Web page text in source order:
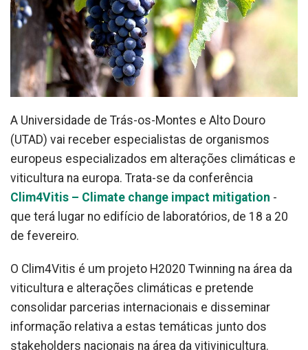
A Universidade de Trás-os-Montes e Alto Douro
(UTAD) vai receber especialistas de organismos
europeus especializados em alterações climáticas e
viticultura na europa. Trata-se da conferência
Clim4Vitis – Climate change impact mitigation -
que terá lugar no edifício de laboratórios, de 18 a 20
de fevereiro.
O Clim4Vitis é um projeto H2020 Twinning na área da
viticultura e alterações climáticas e pretende
consolidar parcerias internacionais e disseminar
informação relativa a estas temáticas junto dos
stakeholders nacionais na área da vitivinicultura.